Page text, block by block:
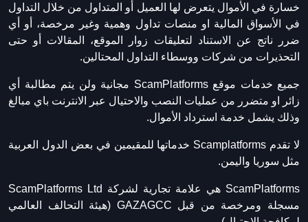
خسارة في الأموال يتعرض لها العميل أو المتداول من خلال التداول
في الأسواق المالية او منصات تداول وهمية وغير مرخصة، أو أي
ضرر ناتج عن الاستناد لتعليقات زوار الموقع، المقالات أو حتى
التحذيرات من شركات ووسطاء التداول المحتالين.
جميع خدمات موقع ScamPlatforms مجانية ولن يتم مطالبة أي
زائر او متضرر من عمليات النصب والاحتيال عبر الانترنت باي مبالغ
وذلك يشمل خدمة استرداد الأموال.
لا تقدم Scamplatforms خدماتها للمقيمين في بعض الدول العربية
مثل سوريا واليمن.
ScamPlatforms هي علامة تجارية لشركة ScamPlatforms Ltd
مسجلة ومرخصة من قبل GAZAGCC (هيئة التحالف العالمي